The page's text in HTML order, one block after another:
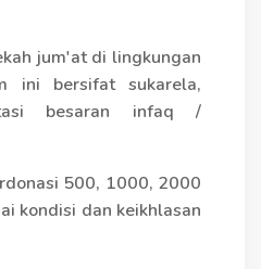
jum'at di lingkungan
ini bersifat sukarela,
besaran infaq /
500, 1000, 2000
kondisi dan keikhlasan